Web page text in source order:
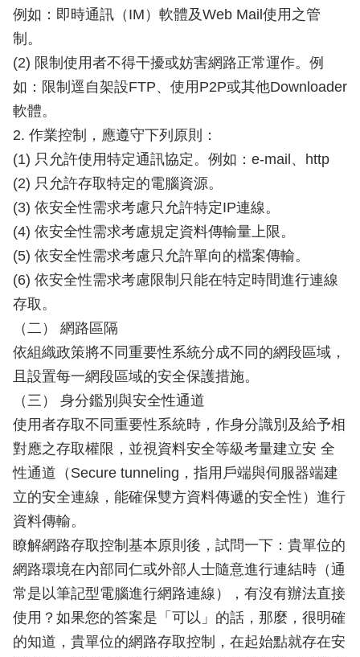
例如：即時通訊（IM）軟體及Web Mail使用之管
制。
(2) 限制使用者不得干擾或妨害網路正常運作。例
如：限制逕自架設FTP、使用P2P或其他Downloader
軟體。
2. 作業控制，應遵守下列原則：
(1) 只允許使用特定通訊協定。例如：e-mail、http
(2) 只允許存取特定的電腦資源。
(3) 依安全性需求考慮只允許特定IP連線。
(4) 依安全性需求考慮規定資料傳輸量上限。
(5) 依安全性需求考慮只允許單向的檔案傳輸。
(6) 依安全性需求考慮限制只能在特定時間進行連線
存取。
（二） 網路區隔
依組織政策將不同重要性系統分成不同的網段區域，
且設置每一網段區域的安全保護措施。
（三） 身分鑑別與安全性通道
使用者存取不同重要性系統時，作身分識別及給予相
對應之存取權限，並視資料安全等級考量建立安 全
性通道（Secure tunneling，指用戶端與伺服器端建
立的安全連線，能確保雙方資料傳遞的安全性）進行
資料傳輸。
瞭解網路存取控制基本原則後，試問一下：貴單位的
網路環境在內部同仁或外部人士隨意進行連結時（通
常是以筆記型電腦進行網路連線），有沒有辦法直接
使用？如果您的答案是「可以」的話，那麼，很明確
的知道，貴單位的網路存取控制，在起始點就存在安